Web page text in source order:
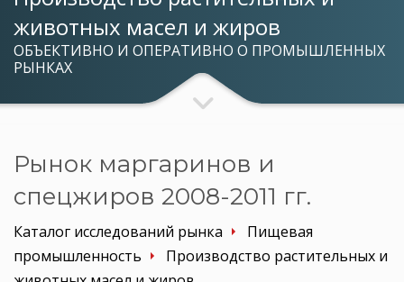
животных масел и жиров
ОБЪЕКТИВНО И ОПЕРАТИВНО О ПРОМЫШЛЕННЫХ
РЫНКАХ
Рынок маргаринов и
спецжиров 2008-2011 гг.
Каталог исследований рынка
Пищевая
промышленность
Производство растительных и